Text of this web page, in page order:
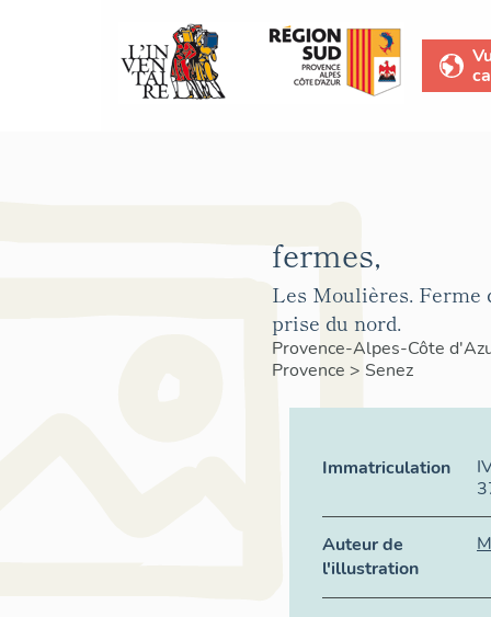
fermes,
Les Moulières. Ferme
prise du nord.
Provence-Alpes-Côte
Provence > Senez
Immatriculation
Auteur de
l'illustration